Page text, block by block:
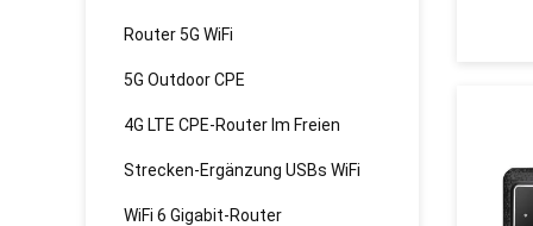
Router 5G WiFi
5G Outdoor CPE
4G LTE CPE-Router Im Freien
Strecken-Ergänzung USBs WiFi
WiFi 6 Gigabit-Router